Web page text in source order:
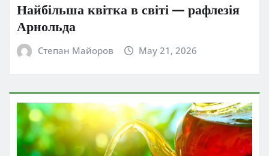
Найбільша квітка в світі — рафлезія
Арнольда
Степан Майоров May 21, 2026